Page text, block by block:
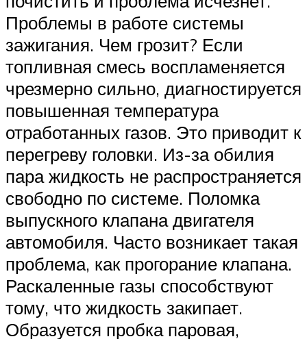
Проблемы в работе системы
зажигания. Чем грозит? Если
топливная смесь воспламеняется
чрезмерно сильно, диагностируется
повышенная температура
отработанных газов. Это приводит к
перегреву головки. Из-за обилия
пара жидкость не распространяется
свободно по системе. Поломка
выпускного клапана двигателя
автомобиля. Часто возникает такая
проблема, как прогорание клапана.
Раскаленные газы способствуют
тому, что жидкость закипает.
Образуется пробка паровая,